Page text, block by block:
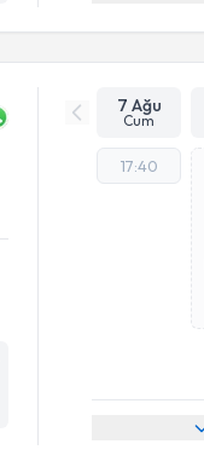
7 Ağu
Cum
17:40